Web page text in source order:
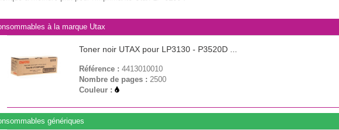
à la marque Utax
Toner noir UTAX pour LP3130 - P3520D ...
Référence :4413010010
Nombre de pages :2500
Couleur :
génériques